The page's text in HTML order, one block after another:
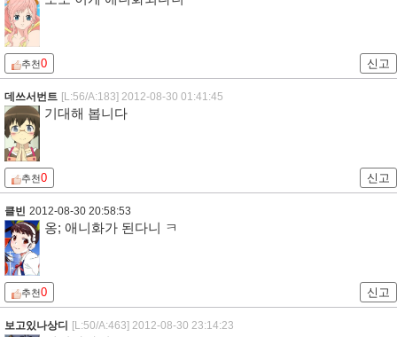
추천0 신고
데쓰서번트 [L:56/A:183] 2012-08-30 01:41:45
기대해 봅니다
추천0 신고
클빈 2012-08-30 20:58:53
옹; 애니화가 된다니 ㅋ
추천0 신고
보고있나상디 [L:50/A:463] 2012-08-30 23:14:23